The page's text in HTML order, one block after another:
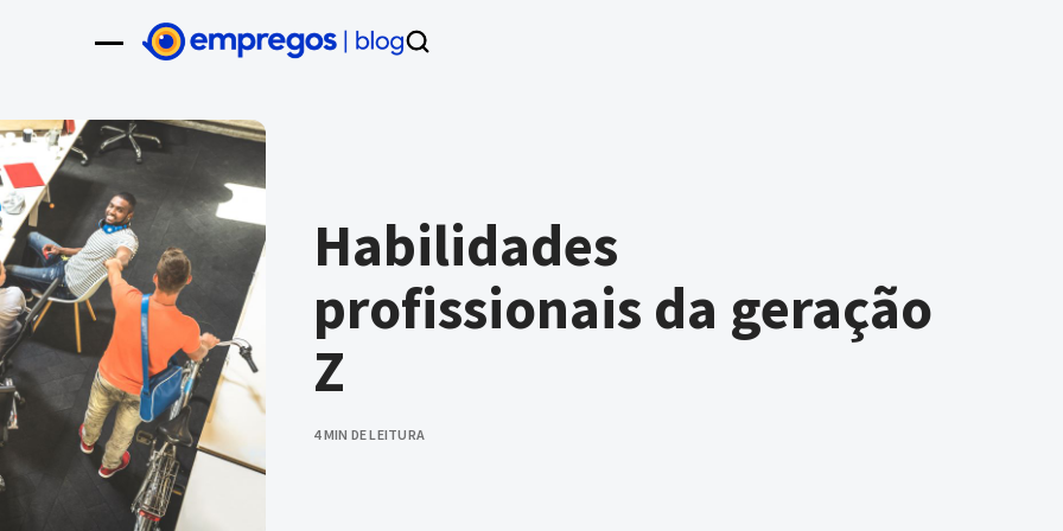
Habilidades
profissionais da geração
Z
4 MIN DE LEITURA